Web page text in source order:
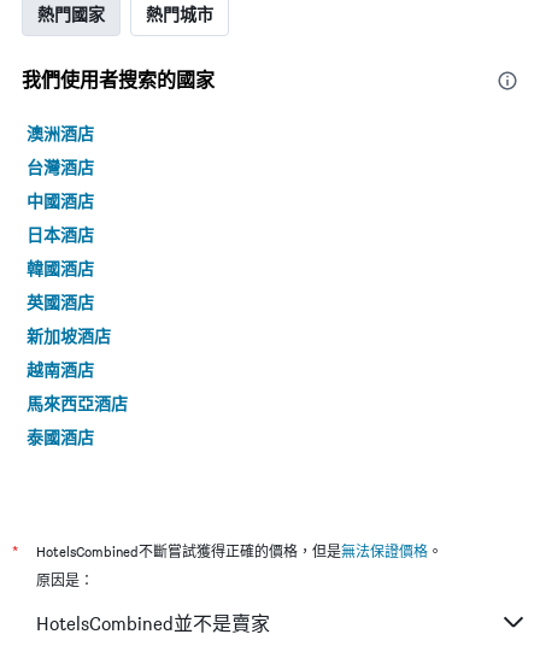
熱門國家 熱門城市
我們使用者搜索的國家
澳洲酒店
台灣酒店
中國酒店
日本酒店
韓國酒店
英國酒店
新加坡酒店
越南酒店
馬來西亞酒店
泰國酒店
* HotelsCombined不斷嘗試獲得正確的價格，但是無法保證價格 。
原因是：
HotelsCombined並不是賣家